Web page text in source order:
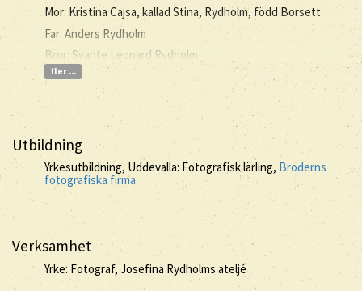
Mor: Kristina Cajsa, kallad Stina, Rydholm, född Borsett
Far: Anders Rydholm
Bror: Svante Leonard Rydholm
fler ...
Utbildning
Yrkesutbildning, Uddevalla: Fotografisk lärling, Broderns
fotografiska firma
Verksamhet
Yrke: Fotograf, Josefina Rydholms ateljé